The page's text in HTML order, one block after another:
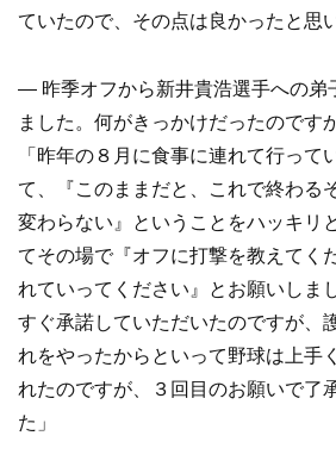
ていたので、その点は良かったと思
― 昨季オフから新井貴浩選手への弟
ました。何がきっかけだったのです
「昨年の８月に食事に連れて行って
て、『このままだと、これで終わる
変わらない』ということをハッキリ
てその場で『オフに打撃を教えてく
れていってください』とお願いしま
すぐ承諾していただいたのですが、
れをやったからといって野球は上手
れたのですが、３回目のお願いで了
た」